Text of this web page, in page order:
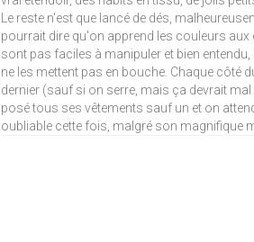
Le reste n'est que lancé de dés,
pourrait dire qu'on apprend les couleurs
sont pas faciles à manipuler et bien
ne les mettent pas en bouche. Chaque côté
dernier (sauf si on serre, mais ça devrait
posé tous ses vêtements sauf un et on
oubliable cette fois, malgré son magnifique